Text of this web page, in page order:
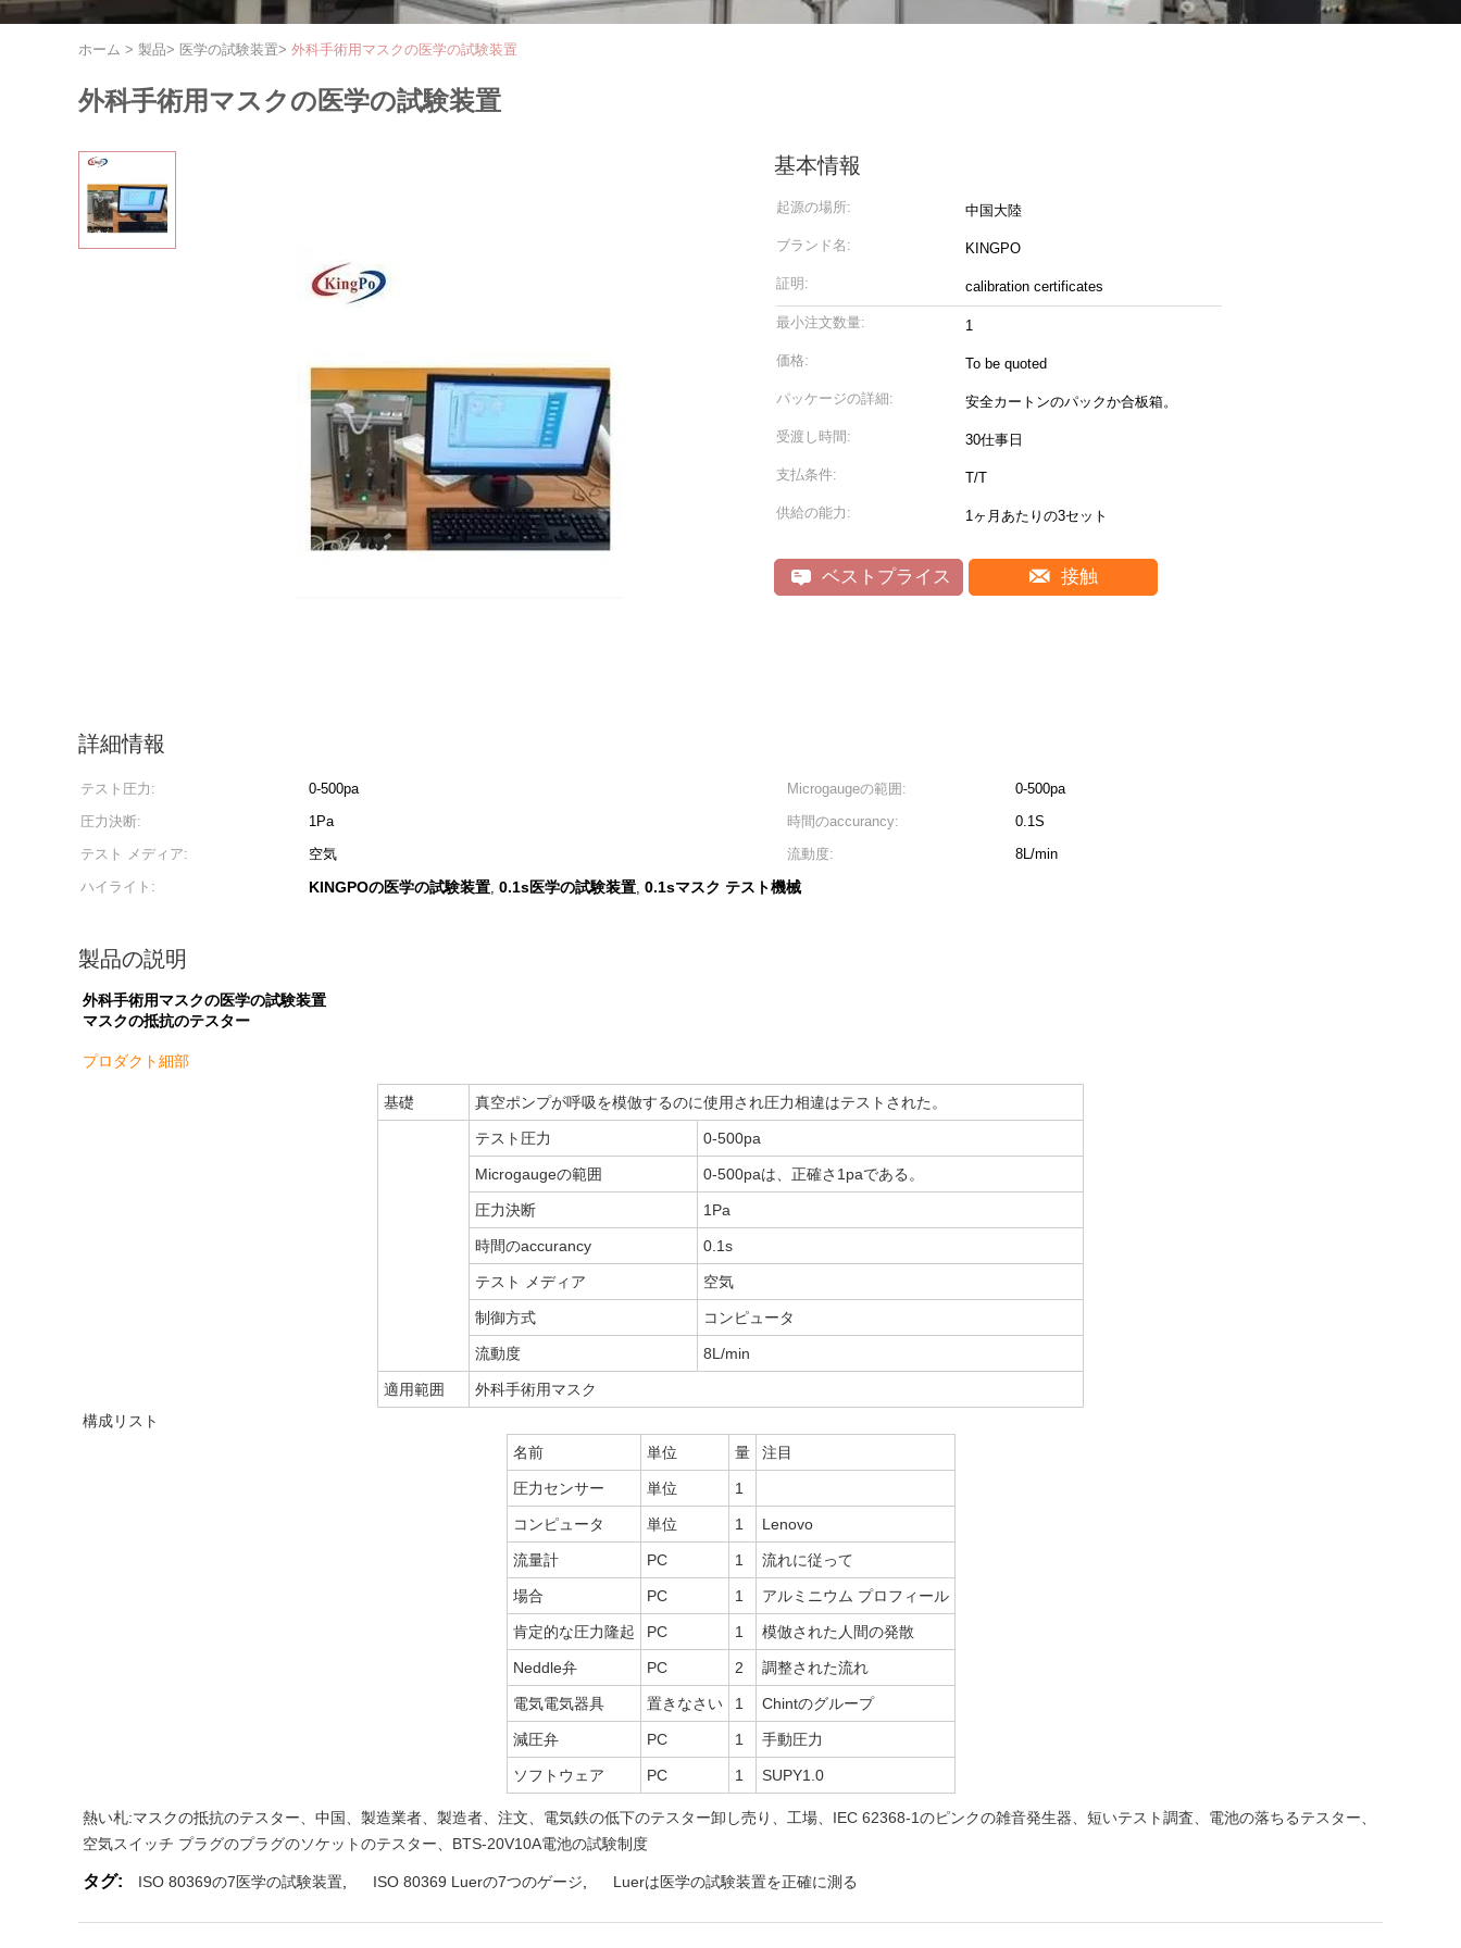
ホーム > 製品> 医学の試験装置> 外科手術用マスクの医学の試験装置
外科手術用マスクの医学の試験装置
基本情報
起源の場所: 中国大陸
ブランド名: KINGPO
証明: calibration certificates
最小注文数量: 1
価格: To be quoted
パッケージの詳細: 安全カートンのパックか合板箱。
受渡し時間: 30仕事日
支払条件: T/T
供給の能力: 1ヶ月あたりの3セット
ベストプライス 接触
詳細情報
テスト圧力: 0-500pa Microgaugeの範囲:
0-500pa
圧力決断:
1Pa 時間のaccurancy:
0.1S
テスト メディア:
空気 流動度:
8L/min
ハイライト:
KINGPOの医学の試験装置, 0.1s医学の試験装置, 0.1sマスク テスト機械
製品の説明
外科手術用マスクの医学の試験装置
マスクの抵抗のテスター
プロダクト細部
基礎 真空ポンプが呼吸を模倣するのに使用され圧力相違はテストされた。
テスト圧力 0-500pa
Microgaugeの範囲 0-500paは、正確さ1paである。
圧力決断 1Pa
時間のaccurancy 0.1s
テスト メディア 空気
制御方式 コンピュータ
流動度 8L/min
適用範囲
外科手術用マスク
構成リスト
名前
単位 量 注目
圧力センサー 単位 1
コンピュータ 単位 1 Lenovo
流量計 PC 1 流れに従って
場合 PC 1 アルミニウム プロフィール
肯定的な圧力隆起 PC 1 模倣された人間の発散
Neddle弁 PC 2 調整された流れ
電気電気器具 置きなさい 1 Chintのグループ
減圧弁 PC 1 手動圧力
ソフトウェア PC 1 SUPY1.0
熱い札:マスクの抵抗のテスター、中国、製造業者、製造者、注文、 電気鉄の低下のテスター卸し売り、工場、 IEC 62368-1のピンクの雑音発生器 短いテスト調査 電池の落ちるテスター
空気スイッチ プラグのプラグのソケットのテスター
BTS-20V10A電池の試験制度
タグ: ISO 80369の7医学の試験装置 ISO 80369 Luerの7つのゲージ Luerは医学の試験装置を正確に測る